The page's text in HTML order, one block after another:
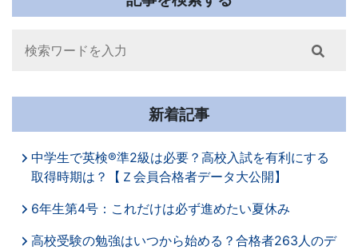
Search
新着記事
中学生で英検®準2級は必要？高校入試を有利にする
取得時期は？【Ｚ会員合格者データ大公開】
6年生第4号：これだけは必ず進めたい夏休み
高校受験の勉強はいつから始める？合格者263人のデ